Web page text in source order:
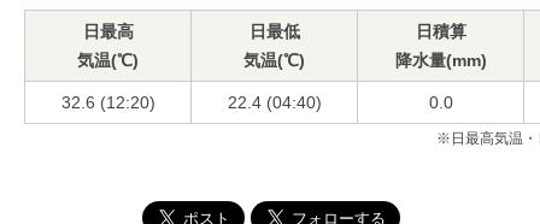
日最高
気温(℃)
日最低
気温(℃)
日積算
降水量(mm)
32.6 (12:20) 22.4 (04:40) 0.0
※日最高気温・